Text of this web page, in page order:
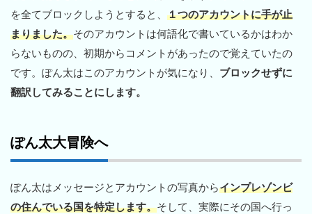
を全てブロックしようとすると、 １つのアカウントに手が止
まりました。そのアカウントは何語化で書いているかはわか
らないものの、初期からコメントがあったので覚えていたの
です。ぽん太はこのアカウントが気になり、 ブロックせずに
翻訳してみることにします。
ぽん太大冒険へ
ぽん太はメッセージとアカウントの写真からインプレゾンビ
の住んでいる国を特定します。そして、実際にその国へ行っ